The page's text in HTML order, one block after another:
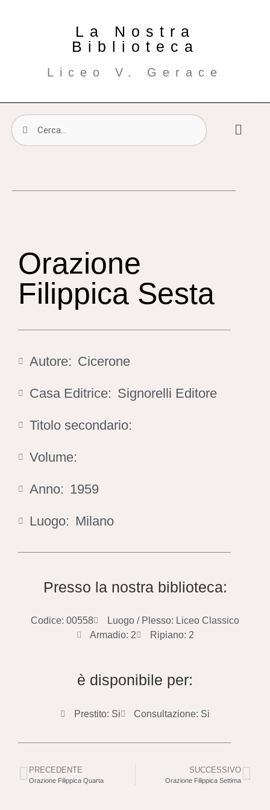
La Nostra
Biblioteca
Liceo V. Gerace
Orazione
Filippica Sesta
Autore: Cicerone
Casa Editrice: Signorelli Editore
Titolo secondario:
Volume:
Anno: 1959
Luogo: Milano
Presso la nostra biblioteca:
Codice: 00558
Luogo / Plesso: Liceo Classico
Armadio: 2
Ripiano: 2
è disponibile per:
Prestito: Si Consultazione: Si
PRECEDENTE
Orazione Filippica Quarta
SUCCESSIVO
Orazione Filippica Settima